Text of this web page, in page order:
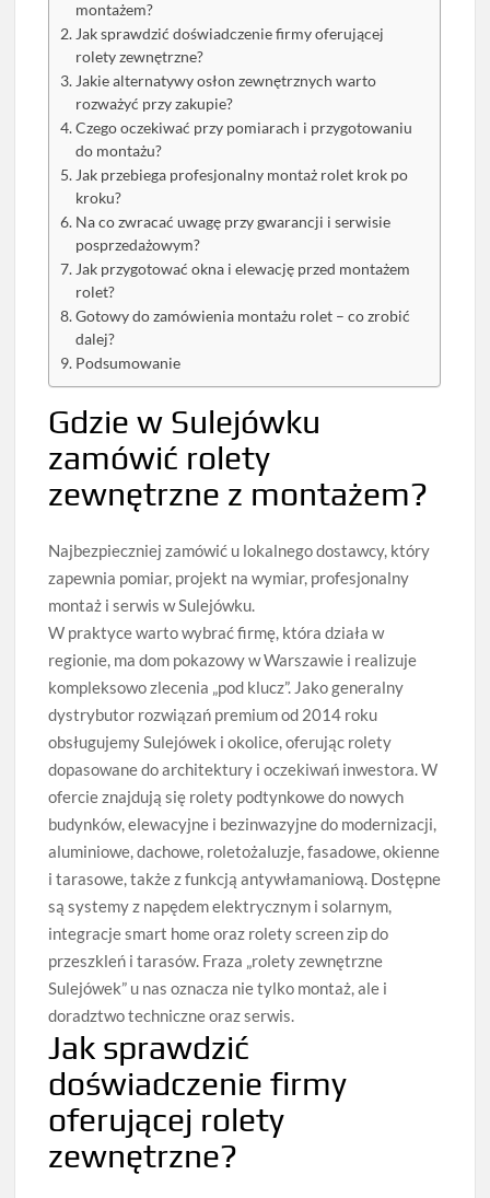
montażem?
Jak sprawdzić doświadczenie firmy oferującej
rolety zewnętrzne?
Jakie alternatywy osłon zewnętrznych warto
rozważyć przy zakupie?
Czego oczekiwać przy pomiarach i przygotowaniu
do montażu?
Jak przebiega profesjonalny montaż rolet krok po
kroku?
Na co zwracać uwagę przy gwarancji i serwisie
posprzedażowym?
Jak przygotować okna i elewację przed montażem
rolet?
Gotowy do zamówienia montażu rolet – co zrobić
dalej?
Podsumowanie
Gdzie w Sulejówku
zamówić rolety
zewnętrzne z montażem?
Najbezpieczniej zamówić u lokalnego dostawcy, który
zapewnia pomiar, projekt na wymiar, profesjonalny
montaż i serwis w Sulejówku.
W praktyce warto wybrać firmę, która działa w
regionie, ma dom pokazowy w Warszawie i realizuje
kompleksowo zlecenia „pod klucz”. Jako generalny
dystrybutor rozwiązań premium od 2014 roku
obsługujemy Sulejówek i okolice, oferując rolety
dopasowane do architektury i oczekiwań inwestora. W
ofercie znajdują się rolety podtynkowe do nowych
budynków, elewacyjne i bezinwazyjne do modernizacji,
aluminiowe, dachowe, roletożaluzje, fasadowe, okienne
i tarasowe, także z funkcją antywłamaniową. Dostępne
są systemy z napędem elektrycznym i solarnym,
integracje smart home oraz rolety screen zip do
przeszkleń i tarasów. Fraza „rolety zewnętrzne
Sulejówek” u nas oznacza nie tylko montaż, ale i
doradztwo techniczne oraz serwis.
Jak sprawdzić
doświadczenie firmy
oferującej rolety
zewnętrzne?